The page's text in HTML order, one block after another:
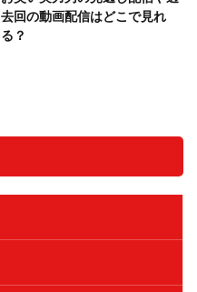
去回の動画配信はどこで見れ
る？